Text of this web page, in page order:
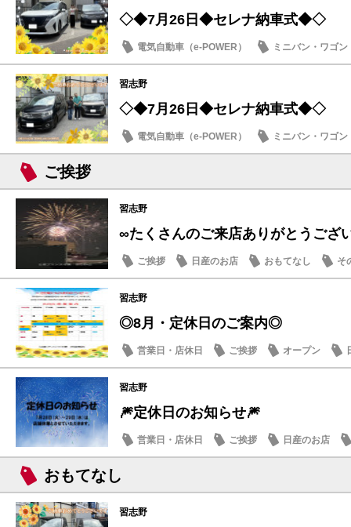
◇◆7月26日◆セレナ納車式◆◇
電気自動車（e-POWER）
ミニバン・ワゴン
納車式
習志野
◇◆7月26日◆セレナ納車式◆◇
電気自動車（e-POWER）
ミニバン・ワゴン
納車式
ご挨拶
習志野
∞たくさんのご来店ありがとうござ
ご挨拶 日産のお店 おもてなし そ
習志野
◎8月・定休日のご案内◎
営業日・店休日 ご挨拶 オープン
習志野
🎆定休日のお知らせ🎆
営業日・店休日 ご挨拶 日産のお店
おもてなし
習志野